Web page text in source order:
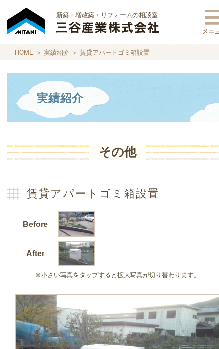
新築・増改築・リフォームの相談室
HOME ＞ 実績紹介 ＞ 賃貸アパートゴミ箱設置
実績紹介
その他
賃貸アパートゴミ箱設置
Before
After
※小さい写真をタップすると拡大写真が切り替わります。